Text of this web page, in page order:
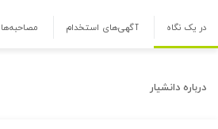
در یک نگاه آگهی‌های استخدام مصاحبه‌ها
درباره دانشیار